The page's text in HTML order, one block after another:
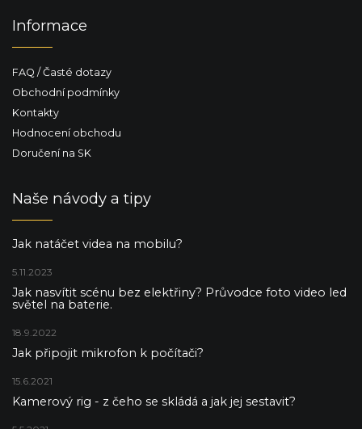
Informace
FAQ / Časté dotazy
Obchodní podmínky
Kontakty
Hodnocení obchodu
Doručení na SK
Naše návody a tipy
Jak natáčet videa na mobilu?
5.11.2023
Jak nasvítit scénu bez elektřiny? Průvodce foto video led
světel na baterie.
18.9.2022
Jak připojit mikrofon k počítači?
15.6.2021
Kamerový rig - z čeho se skládá a jak jej sestavit?